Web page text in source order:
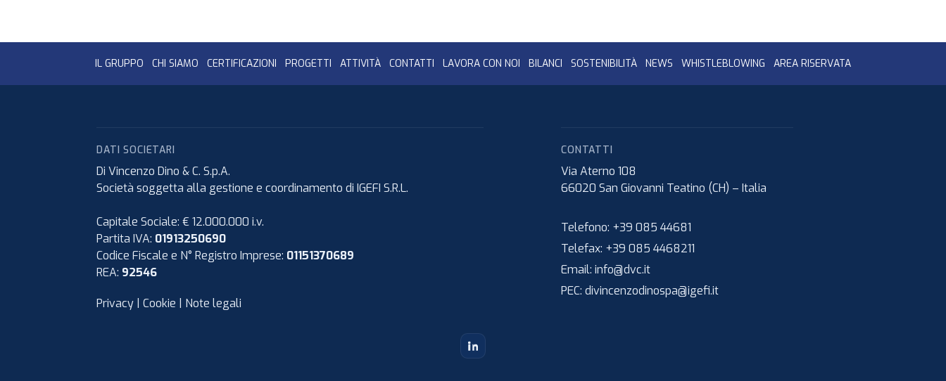
IL GRUPPO CHI SIAMO CERTIFICAZIONI PROGETTI ATTIVITÀ CONTATTI LAVORA CON NOI BILANCI SOSTENIBILITÀ NEWS WHISTLEBLOWING AREA RISERVATA
DATI SOCIETARI
Di Vincenzo Dino & C. S.p.A.
Società soggetta alla gestione e coordinamento di IGEFI S.R.L.
Capitale Sociale: € 12.000.000 i.v.
Partita IVA: 01913250690
Codice Fiscale e N° Registro Imprese: 01151370689
REA: 92546
Privacy Cookie Note legali
CONTATTI
Via Aterno 108
66020 San Giovanni Teatino (CH) – Italia
Telefono: +39 085 44681
Telefax: +39 085 4468211
Email: info@dvc.it
PEC: divincenzodinospa@igefi.it